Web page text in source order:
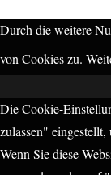
Durch die weitere
von Cookies zu.
Die Cookie-
zulassen"
Wenn Sie diese